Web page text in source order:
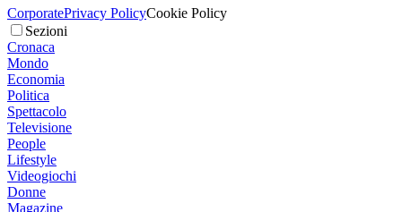
CorporatePrivacy PolicyCookie Policy
Sezioni
Cronaca
Mondo
Economia
Politica
Spettacolo
Televisione
People
Lifestyle
Videogiochi
Donne
Magazine